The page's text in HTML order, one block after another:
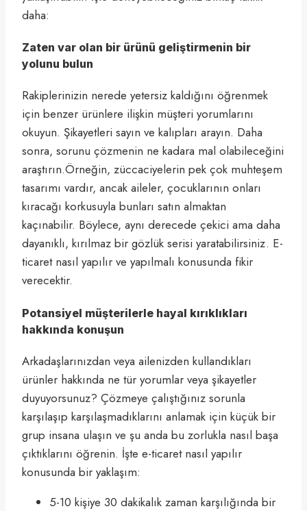
daha:
Zaten var olan bir ürünü geliştirmenin bir
yolunu bulun
Rakiplerinizin nerede yetersiz kaldığını öğrenmek
için benzer ürünlere ilişkin müşteri yorumlarını
okuyun. Şikayetleri sayın ve kalıpları arayın. Daha
sonra, sorunu çözmenin ne kadara mal olabileceğini
araştırın.Örneğin, züccaciyelerin pek çok muhteşem
tasarımı vardır, ancak aileler, çocuklarının onları
kıracağı korkusuyla bunları satın almaktan
kaçınabilir. Böylece, aynı derecede çekici ama daha
dayanıklı, kırılmaz bir gözlük serisi yaratabilirsiniz. E-
ticaret nasıl yapılır ve yapılmalı konusunda fikir
verecektir.
Potansiyel müşterilerle hayal kırıklıkları
hakkında konuşun
Arkadaşlarınızdan veya ailenizden kullandıkları
ürünler hakkında ne tür yorumlar veya şikayetler
duyuyorsunuz? Çözmeye çalıştığınız sorunla
karşılaşıp karşılaşmadıklarını anlamak için küçük bir
grup insana ulaşın ve şu anda bu zorlukla nasıl başa
çıktıklarını öğrenin. İşte e-ticaret nasıl yapılır
konusunda bir yaklaşım:
5-10 kişiye 30 dakikalık zaman karşılığında bir